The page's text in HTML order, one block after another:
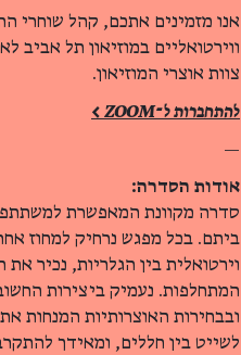
אנו מזמינים אתכם, קהל שוחרי
ווירטואליים במוזיאון תל אביב
צוות אוצרי המוזיאון.
להתחברות ל־ZOOM >
—
אודות הסדרה:
סדרה מקוונת המאפשרת
ביתם. בכל מפגש נרחיק למחוז
וירטואלית בין הגלריות, נכיר
המתחלפות. נעמיק ביצירות
ובבחירות האוצרותיות המנחות
לשייט בין חללים, ומאידך